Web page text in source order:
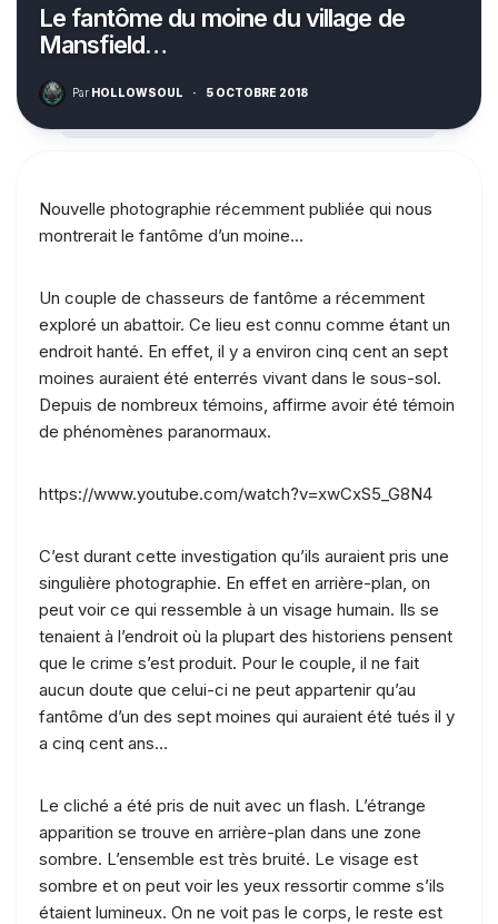
Le fantôme du moine du village de
Mansfield…
Par HOLLOWSOUL · 5 OCTOBRE 2018
Nouvelle photographie récemment publiée qui nous
montrerait le fantôme d’un moine…
Un couple de chasseurs de fantôme a récemment
exploré un abattoir. Ce lieu est connu comme étant un
endroit hanté. En effet, il y a environ cinq cent an sept
moines auraient été enterrés vivant dans le sous-sol.
Depuis de nombreux témoins, affirme avoir été témoin
de phénomènes paranormaux.
https://www.youtube.com/watch?v=xwCxS5_G8N4
C’est durant cette investigation qu’ils auraient pris une
singulière photographie. En effet en arrière-plan, on
peut voir ce qui ressemble à un visage humain. Ils se
tenaient à l’endroit où la plupart des historiens pensent
que le crime s’est produit. Pour le couple, il ne fait
aucun doute que celui-ci ne peut appartenir qu’au
fantôme d’un des sept moines qui auraient été tués il y
a cinq cent ans…
Le cliché a été pris de nuit avec un flash. L’étrange
apparition se trouve en arrière-plan dans une zone
sombre. L’ensemble est très bruité. Le visage est
sombre et on peut voir les yeux ressortir comme s’ils
étaient lumineux. On ne voit pas le corps, le reste est